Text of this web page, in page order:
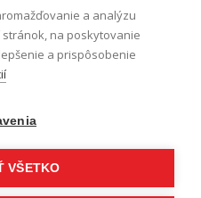
zmluvy
a analýzu
na poskytovanie
a prispôsobenie
VŠETKO